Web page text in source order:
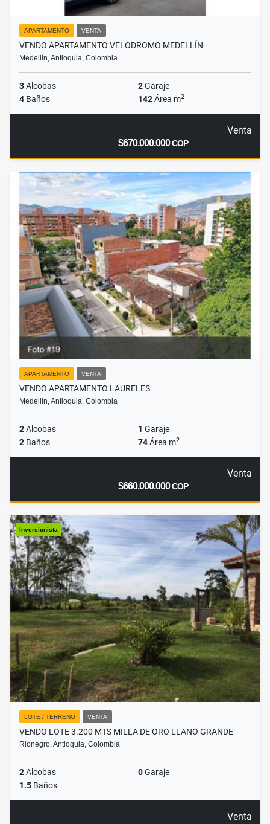
APARTAMENTO VENTA
VENDO APARTAMENTO VELODROMO MEDELLÍN
Medellín, Antioquia, Colombia
3Alcobas 2Garaje
4 Baños 142Área m2
Venta
$670.000.000COP
APARTAMENTO VENTA
VENDO APARTAMENTO LAURELES
Medellín, Antioquia, Colombia
2Alcobas 1 Garaje
2 Baños 74Área m2
Venta
$660.000.000COP
Inversionista
LOTE / TERRENO VENTA
VENDO LOTE 3.200 MTS MILLA DE ORO LLANO GRANDE
Rionegro, Antioquia, Colombia
2Alcobas 0Garaje
1.5 Baños
Venta